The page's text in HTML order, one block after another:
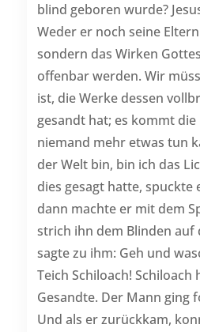
blind geboren wurde?
Weder er noch seine
sondern das Wirken
offenbar werden. Wir
ist, die Werke dessen
gesandt hat; es kommt
niemand mehr etwas tun
der Welt bin, bin ich das
dies gesagt hatte, spuckte
dann machte er mit dem
strich ihn dem Blinden auf
sagte zu ihm: Geh und
Teich Schiloach!
Gesandte. Der Mann ging
Und als er zurückkam,